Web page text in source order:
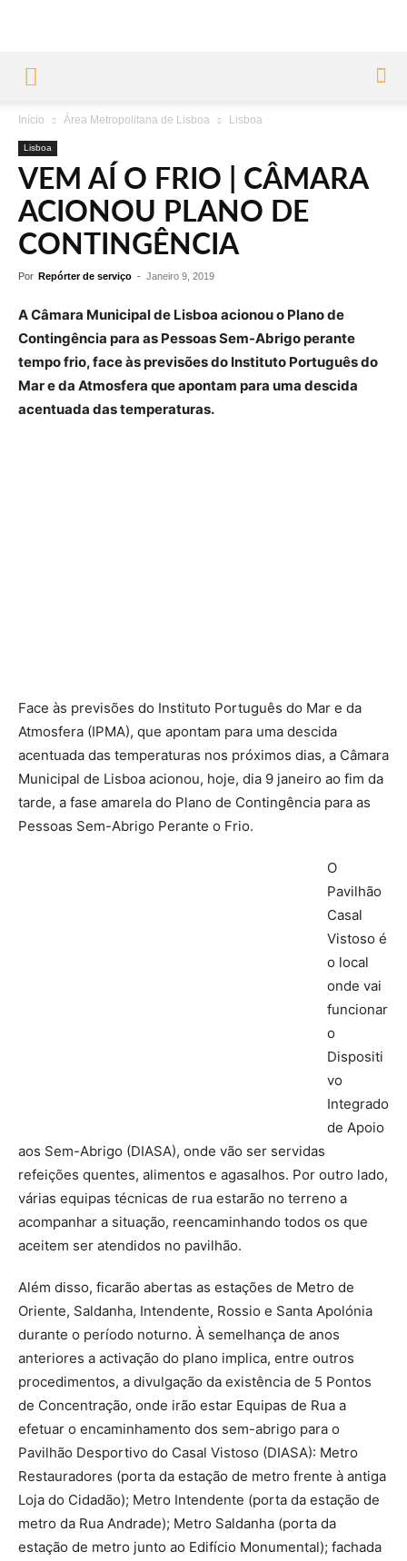
Início Área Metropolitana de Lisboa Lisboa
Lisboa
VEM AÍ O FRIO | CÂMARA
ACIONOU PLANO DE
CONTINGÊNCIA
Por Repórter de serviço - Janeiro 9, 2019
A Câmara Municipal de Lisboa acionou o Plano de
Contingência para as Pessoas Sem-Abrigo perante
tempo frio, face às previsões do Instituto Português do
Mar e da Atmosfera que apontam para uma descida
acentuada das temperaturas.
Face às previsões do Instituto Português do Mar e da
Atmosfera (IPMA), que apontam para uma descida
acentuada das temperaturas nos próximos dias, a Câmara
Municipal de Lisboa acionou, hoje, dia 9 janeiro ao fim da
tarde, a fase amarela do Plano de Contingência para as
Pessoas Sem-Abrigo Perante o Frio.
O
Pavilhão
Casal
Vistoso é
o local
onde vai
funcionar
o
Dispositi
vo
Integrado
de Apoio
aos Sem-Abrigo (DIASA), onde vão ser servidas
refeições quentes, alimentos e agasalhos. Por outro lado,
várias equipas técnicas de rua estarão no terreno a
acompanhar a situação, reencaminhando todos os que
aceitem ser atendidos no pavilhão.
Além disso, ficarão abertas as estações de Metro de
Oriente, Saldanha, Intendente, Rossio e Santa Apolónia
durante o período noturno. À semelhança de anos
anteriores a activação do plano implica, entre outros
procedimentos, a divulgação da existência de 5 Pontos
de Concentração, onde irão estar Equipas de Rua a
efetuar o encaminhamento dos sem-abrigo para o
Pavilhão Desportivo do Casal Vistoso (DIASA): Metro
Restauradores (porta da estação de metro frente à antiga
Loja do Cidadão); Metro Intendente (porta da estação de
metro da Rua Andrade); Metro Saldanha (porta da
estação de metro junto ao Edifício Monumental); fachada